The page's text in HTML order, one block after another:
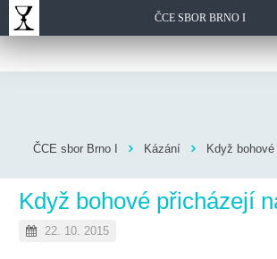
ČCE SBOR BRNO I
ČCE sbor Brno I Kázání Když
Když bohové přicházejí
22. 10. 2015